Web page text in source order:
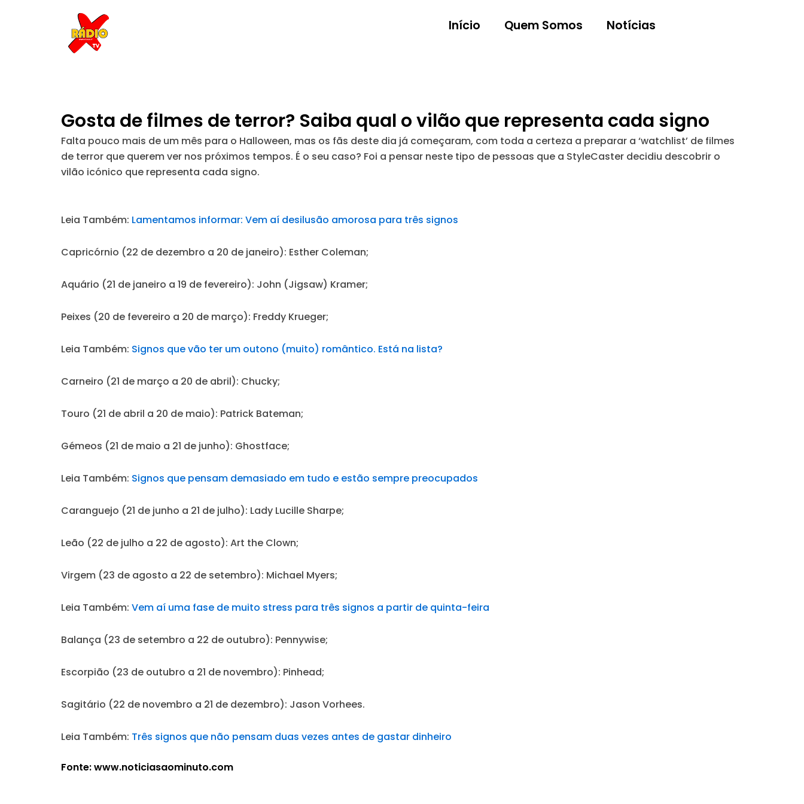
Início Quem Somos Notícias
Gosta de filmes de terror? Saiba qual o vilão que representa cada signo
Falta pouco mais de um mês para o Halloween, mas os fãs deste dia já começaram, com toda a certeza a preparar a ‘watchlist’ de filmes
de terror que querem ver nos próximos tempos. É o seu caso? Foi a pensar neste tipo de pessoas que a StyleCaster decidiu descobrir o
vilão icónico que representa cada signo.
Leia Também: Lamentamos informar: Vem aí desilusão amorosa para três signos
Capricórnio (22 de dezembro a 20 de janeiro): Esther Coleman;
Aquário (21 de janeiro a 19 de fevereiro): John (Jigsaw) Kramer;
Peixes (20 de fevereiro a 20 de março): Freddy Krueger;
Leia Também: Signos que vão ter um outono (muito) romântico. Está na lista?
Carneiro (21 de março a 20 de abril): Chucky;
Touro (21 de abril a 20 de maio): Patrick Bateman;
Gémeos (21 de maio a 21 de junho): Ghostface;
Leia Também: Signos que pensam demasiado em tudo e estão sempre preocupados
Caranguejo (21 de junho a 21 de julho): Lady Lucille Sharpe;
Leão (22 de julho a 22 de agosto): Art the Clown;
Virgem (23 de agosto a 22 de setembro): Michael Myers;
Leia Também: Vem aí uma fase de muito stress para três signos a partir de quinta-feira
Balança (23 de setembro a 22 de outubro): Pennywise;
Escorpião (23 de outubro a 21 de novembro): Pinhead;
Sagitário (22 de novembro a 21 de dezembro): Jason Vorhees.
Leia Também: Três signos que não pensam duas vezes antes de gastar dinheiro
Fonte: www.noticiasaominuto.com